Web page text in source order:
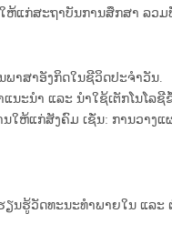
ຫ້ແກ່ສະຖາບັນການສຶກສາ ລວ
າສາອັງກິດໃນຊີວິດປະຈໍາວັນ.
ນະນໍາ ແລະ ນຳໃຊ້ເຕັກໂນໂລ
ໃຫ້ແກ່ສັງຄົມ ເຊັ່ນ: ການວາງ
ຽນຮູ້ວັດທະນະທຳພາຍໃນ ແລະ